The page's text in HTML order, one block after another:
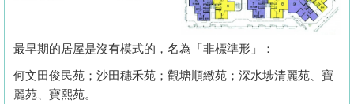
手
冊
最早期的居屋是沒有模式的，名為「非標準形」：
何文田俊民苑；沙田穗禾苑；觀塘順緻苑；深水埗清麗苑、寶
麗苑、寶熙苑。